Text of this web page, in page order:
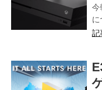
今
に
記